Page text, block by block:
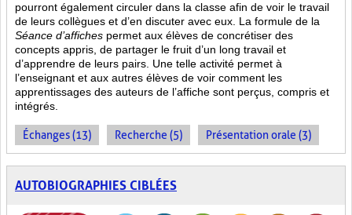
pourront également circuler dans la classe afin de voir le travail
de leurs collègues et d’en discuter avec eux. La formule de la
Séance d’affiches permet aux élèves de concrétiser des
concepts appris, de partager le fruit d’un long travail et
d’apprendre de leurs pairs. Une telle activité permet à
l’enseignant et aux autres élèves de voir comment les
apprentissages des auteurs de l’affiche sont perçus, compris et
intégrés.
Échanges (13) Recherche (5) Présentation orale (3)
AUTOBIOGRAPHIES CIBLÉES